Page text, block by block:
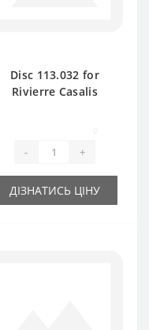
Disc 113.032 for
Rivierre Casalis
- +
ДІЗНАТИСЬ ЦІНУ